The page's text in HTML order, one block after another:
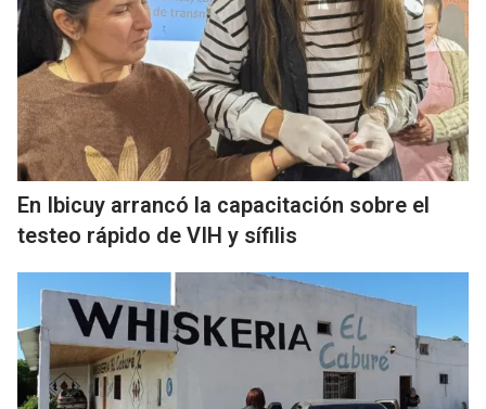
En Ibicuy arrancó la capacitación sobre el
testeo rápido de VIH y sífilis